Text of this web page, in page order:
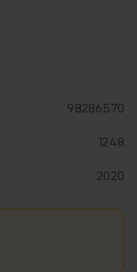
98286570
1248
2020